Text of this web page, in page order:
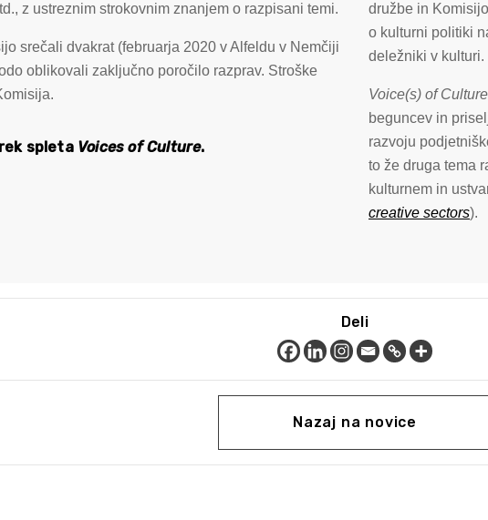
z ustreznim strokovnim znanjem o razpisani temi.
srečali dvakrat (februarja 2020 v Alfeldu v Nemčiji
oblikovali zaključno poročilo razprav. Stroške
spleta Voices of Culture.
družbe in
o kulturni politiki
deležniki v kulturi.
Voice(s) of Culture
beguncev in
razvoju
to že druga tema
kulturnem in
creative sectors).
Deli
Nazaj na novice